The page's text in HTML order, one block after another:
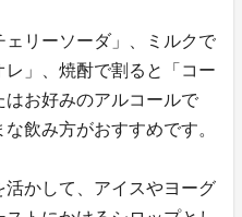
リーソーダ」、ミルクで
」、焼酎で割ると「コー
はお好みのアルコールで
飲み方がおすすめです。
かして、アイスやヨーグ